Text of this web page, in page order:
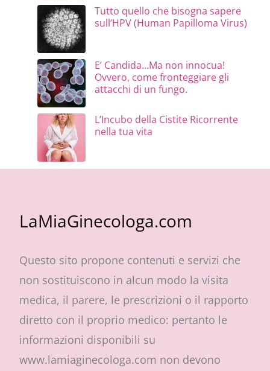
Tutto quello che bisogna sapere
sull’HPV (Human Papilloma Virus)
E’ Candida…Ma non innocua!
Ovvero, come fronteggiare gli
attacchi di un fungo.
L’Incubo della Cistite Ricorrente
nella tua vita
LaMiaGinecologa.com
Questo sito propone contenuti e servizi che
non sostituiscono in alcun modo la visita
medica, il parere, le prescrizioni o il rapporto
diretto con il proprio medico: pertanto le
informazioni disponibili su
www.lamiaginecologa.com non devono